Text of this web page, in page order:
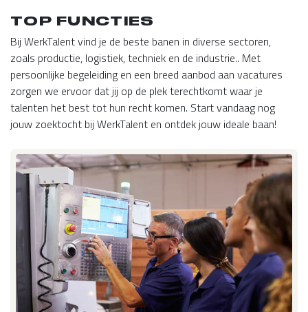
TOP FUNCTIES
Bij WerkTalent vind je de beste banen in diverse sectoren,
zoals productie, logistiek, techniek en de industrie.. Met
persoonlijke begeleiding en een breed aanbod aan vacatures
zorgen we ervoor dat jij op de plek terechtkomt waar je
talenten het best tot hun recht komen. Start vandaag nog
jouw zoektocht bij WerkTalent en ontdek jouw ideale baan!